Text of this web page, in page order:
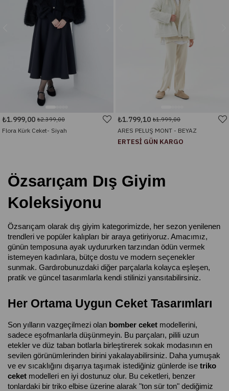
₺1.999,00 ₺2.399,00
Flora Kürk Ceket- Siyah
₺1.799,10 ₺1.999,00
ARES PELUŞ MONT - BEYAZ
ERTESİ GÜN KARGO
Özsarıçam Dış Giyim
Koleksiyonu
Özsarıçam olarak dış giyim kategorimizde, her sezon yenilenen
trendleri ve popüler kalıpları bir araya getiriyoruz. Amacımız,
günün temposuna ayak uydururken tarzından ödün vermek
istemeyen kadınlara, bütçe dostu ve modern seçenekler
sunmak. Gardırobunuzdaki diğer parçalarla kolayca eşleşen,
pratik ve güncel tasarımlarla kendi stilinizi yansıtabilirsiniz.
Her Ortama Uygun Ceket Tasarımları
Son yılların vazgeçilmezi olan bomber ceket modellerini,
sadece eşofmanlarla düşünmeyin. Bu parçaları, pilili uzun
etekler ve düz taban botlarla birleştirerek sokak modasının en
sevilen görünümlerinden birini yakalayabilirsiniz. Daha yumuşak
ve ev sıcaklığını dışarıya taşımak istediğiniz günlerde ise triko
ceket modelleri en iyi dostunuz olur. Bu ceketleri, benzer
tonlardaki bir triko elbise üzerine alarak "ton sür ton" dediğimiz